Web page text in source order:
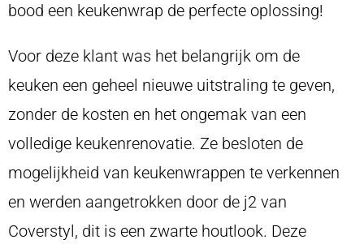
bood een keukenwrap de perfecte oplossing!
Voor deze klant was het belangrijk om de
keuken een geheel nieuwe uitstraling te geven,
zonder de kosten en het ongemak van een
volledige keukenrenovatie. Ze besloten de
mogelijkheid van keukenwrappen te verkennen
en werden aangetrokken door de j2 van
Coverstyl, dit is een zwarte houtlook. Deze